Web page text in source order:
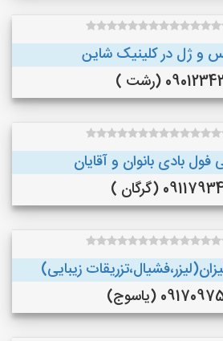
و ژل در کلینیک شاین
(رشت )
فول بادی بانوان و آقایان
(گرگان )
زیبایی)
(یاسوج)